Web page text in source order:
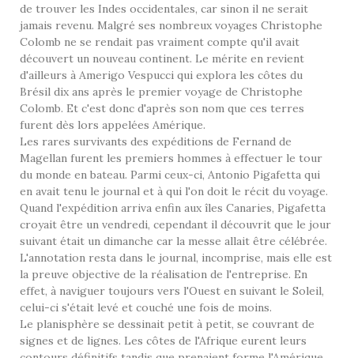
de trouver les Indes occidentales, car sinon il ne serait
jamais revenu. Malgré ses nombreux voyages Christophe
Colomb ne se rendait pas vraiment compte qu'il avait
découvert un nouveau continent. Le mérite en revient
d'ailleurs à Amerigo Vespucci qui explora les côtes du
Brésil dix ans après le premier voyage de Christophe
Colomb. Et c'est donc d'après son nom que ces terres
furent dès lors appelées Amérique.
Les rares survivants des expéditions de Fernand de
Magellan furent les premiers hommes à effectuer le tour
du monde en bateau. Parmi ceux-ci, Antonio Pigafetta qui
en avait tenu le journal et à qui l'on doit le récit du voyage.
Quand l'expédition arriva enfin aux îles Canaries, Pigafetta
croyait être un vendredi, cependant il découvrit que le jour
suivant était un dimanche car la messe allait être célébrée.
L'annotation resta dans le journal, incomprise, mais elle est
la preuve objective de la réalisation de l'entreprise. En
effet, à naviguer toujours vers l'Ouest en suivant le Soleil,
celui-ci s'était levé et couché une fois de moins.
Le planisphère se dessinait petit à petit, se couvrant de
signes et de lignes. Les côtes de l'Afrique eurent leurs